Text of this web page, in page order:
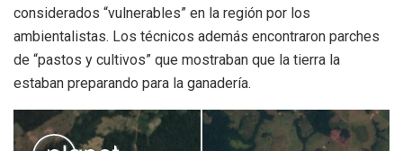
considerados “vulnerables” en la región por los
ambientalistas. Los técnicos además encontraron parches
de “pastos y cultivos” que mostraban que la tierra la
estaban preparando para la ganadería.